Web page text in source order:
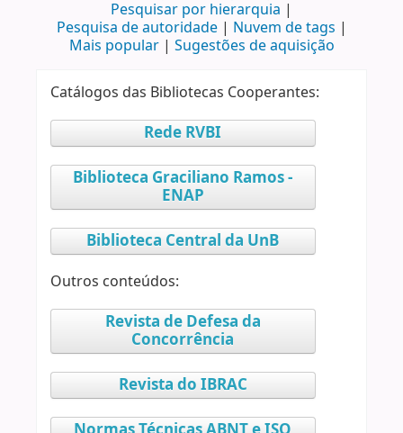
Pesquisar por hierarquia
Pesquisa de autoridade
Nuvem de tags
Mais popular
Sugestões de aquisição
Catálogos das Bibliotecas Cooperantes:
Rede RVBI
Biblioteca Graciliano Ramos -
ENAP
Biblioteca Central da UnB
Outros conteúdos:
Revista de Defesa da
Concorrência
Revista do IBRAC